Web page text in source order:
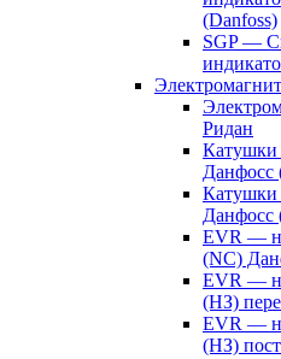
(Danfoss)
SGP —
Ридан
Катушки
Данфосс
Катушки
Данфосс
EVR —
(NC)
EVR —
(НЗ)
EVR —
(НЗ)